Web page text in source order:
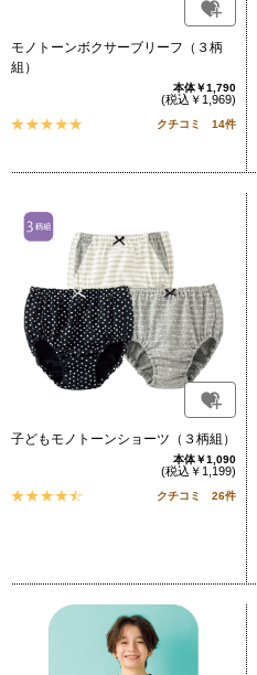
モノトーンボクサーブリーフ（３柄
組）
本体￥1,790
(税込￥1,969)
クチコミ 14件
子どもモノトーンショーツ（３柄組）
本体￥1,090
(税込￥1,199)
クチコミ 26件